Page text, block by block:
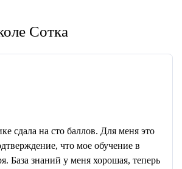
Сотка
сдала на сто баллов. Для меня это
что мое обучение в
База знаний у меня хорошая, теперь